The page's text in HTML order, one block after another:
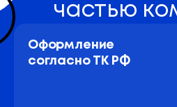
частью
Оформление
согласно ТК РФ